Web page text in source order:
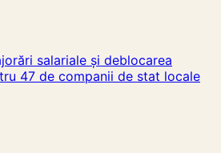
salariale și deblocarea
47 de companii de stat locale